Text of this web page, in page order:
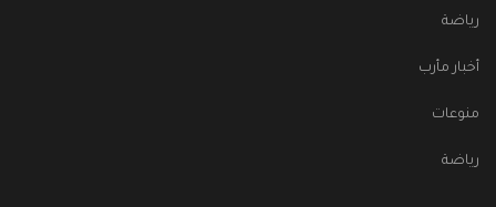
رياضة
أخبار مأرب
منوعات
رياضة